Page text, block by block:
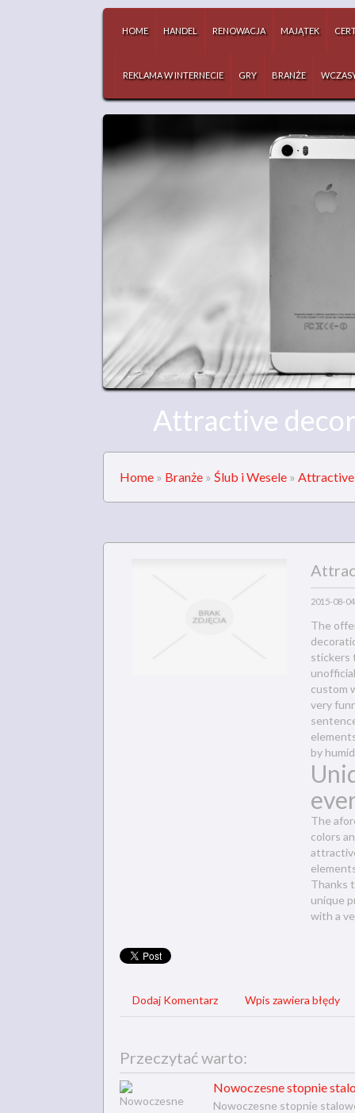
HOME HANDEL RENOWACJA MAJĄTEK
REKLAMA W INTERNECIE GRY BRANŻE
Attractive
Home » Branże » Ślub i Wesele »
2015-08-04
The
stickers
custom
very
by
The
colors
Thanks
unique
with a
Dodaj Komentarz Wpis zawiera błędy
Przeczytać warto:
Nowoczesne stopnie
Nowoczesne stopnie